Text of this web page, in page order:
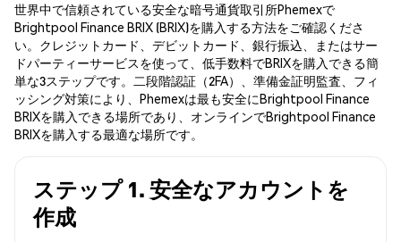
世界中で信頼されている安全な暗号通貨取引所Phemexで
Brightpool Finance BRIX (BRIX)を購入する方法をご確認くださ
い。クレジットカード、デビットカード、銀行振込、またはサー
ドパーティーサービスを使って、低手数料でBRIXを購入できる簡
単な3ステップです。二段階認証（2FA）、準備金証明監査、フィ
ッシング対策により、Phemexは最も安全にBrightpool Finance
BRIXを購入できる場所であり、オンラインでBrightpool Finance
BRIXを購入する最適な場所です。
ステップ 1. 安全なアカウントを
作成